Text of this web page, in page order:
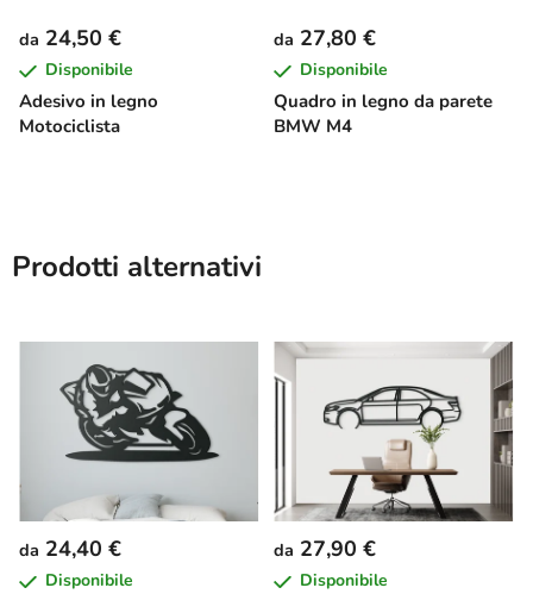
Adesivo in legno
Motociclista
da 24,50 €
Disponibile
Quadro in legno da parete
BMW M4
da 27,80 €
Disponibile
Prodotti alternativi
da 24,40 €
Disponibile
da 27,90 €
Disponibile